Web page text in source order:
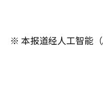
※ 本报道经人工智能（